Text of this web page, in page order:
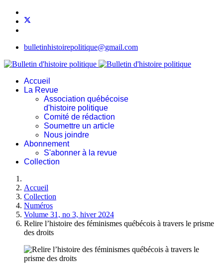
bulletinhistoirepolitique@gmail.com
Accueil
La Revue
Association québécoise
d'histoire politique
Comité de rédaction
Soumettre un article
Nous joindre
Abonnement
S'abonner à la revue
Collection
Accueil
Collection
Numéros
Volume 31, no 3, hiver 2024
Relire l’histoire des féminismes québécois à travers le prisme
des droits